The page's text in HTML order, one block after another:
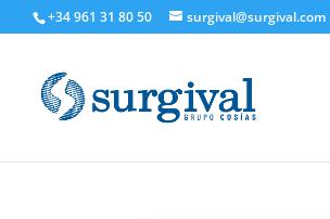
+34 961 31 80 50 surgival@surgival.com